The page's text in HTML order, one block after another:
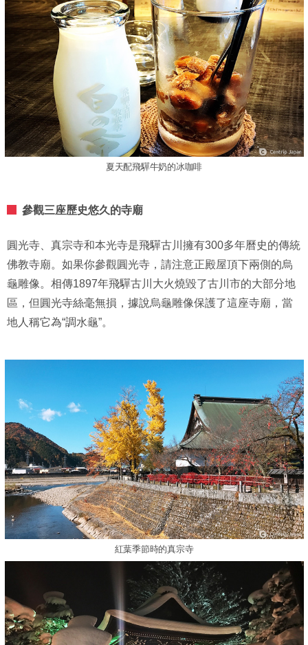
夏天配飛驒牛奶的冰咖啡
參觀三座歷史悠久的寺廟
圓光寺、真宗寺和本光寺是飛驒古川擁有300多年曆史的傳統
佛教寺廟。如果你參觀圓光寺，請注意正殿屋頂下兩側的烏
龜雕像。相傳1897年飛驒古川大火燒毀了古川市的大部分地
區，但圓光寺絲毫無損，據說烏龜雕像保護了這座寺廟，當
地人稱它為“調水龜”。
紅葉季節時的真宗寺